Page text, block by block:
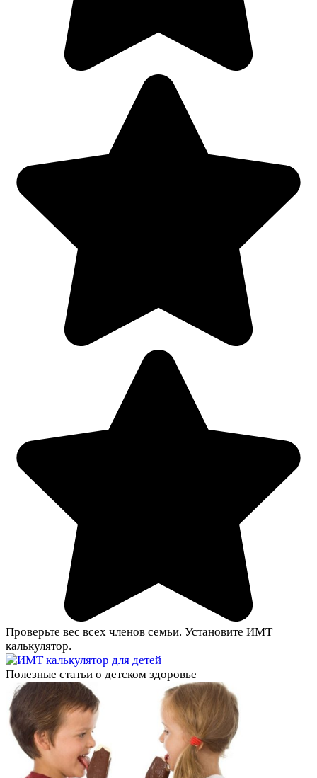
Проверьте вес всех членов семьи. Установите ИМТ
калькулятор.
Полезные статьи о детском здоровье